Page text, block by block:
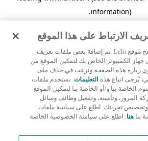
information)
.
الارتباط على هذا الموقع
يرجى العلم أنك تتصفح موقع Lelit. تم إضافة بعض ملفات تعريف
جهاز الكمبيوتر الخاص بك لتمكين الموقع من
زيارة هذه الصفحة وترغب في حذف ملف
يُرجى اتباع هذه التعليمات. نستخدم ملفات
الخاصة بنا و/أو الخاصة بنا لتمكين الموقع
المرور، وتأمينه، وتفعيل وظائف وسائل
وتخصيص تجربتك. اطلع على سياسة ملفات
بناهنا. اطلع على سياسة الخصوصية الخاصة